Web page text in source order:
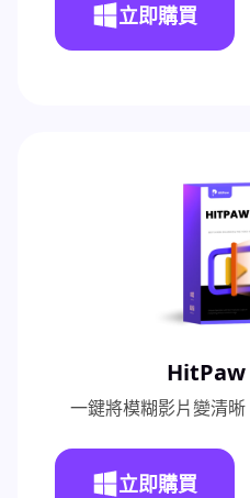
立即購買
HitPaw
一鍵將模糊影片變清
立即購買